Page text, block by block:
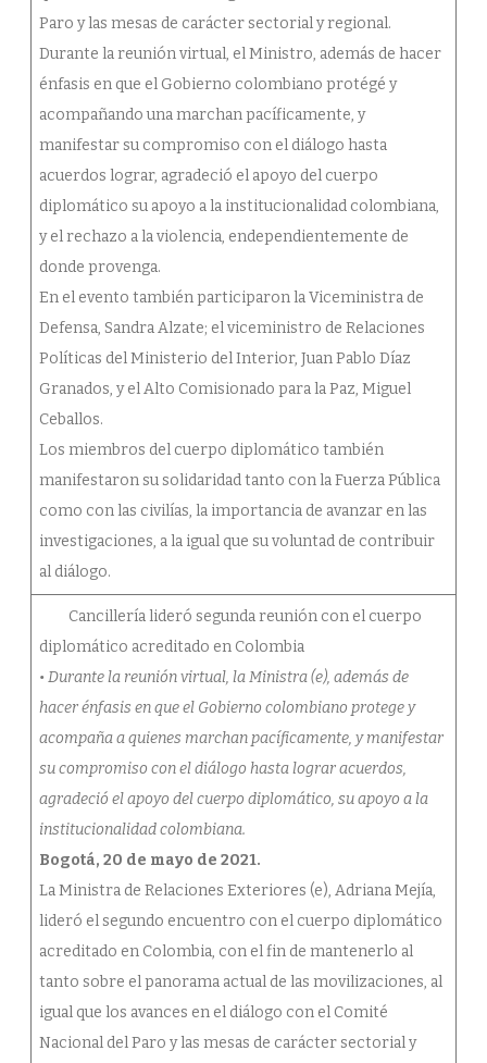
Paro y las mesas de carácter sectorial y regional.
Durante la reunión virtual, el Ministro, además de hacer
énfasis en que el Gobierno colombiano protégé y
acompañando una marchan pacíficamente, y
manifestar su compromiso con el diálogo hasta
acuerdos lograr, agradeció el apoyo del cuerpo
diplomático su apoyo a la institucionalidad colombiana,
y el rechazo a la violencia, endependientemente de
donde provenga.
En el evento también participaron la Viceministra de
Defensa, Sandra Alzate; el viceministro de Relaciones
Políticas del Ministerio del Interior, Juan Pablo Díaz
Granados, y el Alto Comisionado para la Paz, Miguel
Ceballos.
Los miembros del cuerpo diplomático también
manifestaron su solidaridad tanto con la Fuerza Pública
como con las civilías, la importancia de avanzar en las
investigaciones, a la igual que su voluntad de contribuir
al diálogo.
Cancillería lideró segunda reunión con el cuerpo
diplomático acreditado en Colombia
• Durante la reunión virtual, la Ministra (e), además de
hacer énfasis en que el Gobierno colombiano protege y
acompaña a quienes marchan pacíficamente, y manifestar
su compromiso con el diálogo hasta lograr acuerdos,
agradeció el apoyo del cuerpo diplomático, su apoyo a la
institucionalidad colombiana.
Bogotá, 20 de mayo de 2021.
La Ministra de Relaciones Exteriores (e), Adriana Mejía,
lideró el segundo encuentro con el cuerpo diplomático
acreditado en Colombia, con el fin de mantenerlo al
tanto sobre el panorama actual de las movilizaciones, al
igual que los avances en el diálogo con el Comité
Nacional del Paro y las mesas de carácter sectorial y